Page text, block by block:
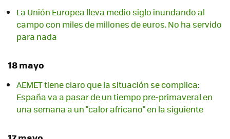
La Unión Europea lleva medio siglo inundando al
campo con miles de millones de euros. No ha servido
para nada
18 mayo
AEMET tiene claro que la situación se complica:
España va a pasar de un tiempo pre-primaveral en
una semana a un "calor africano" en la siguiente